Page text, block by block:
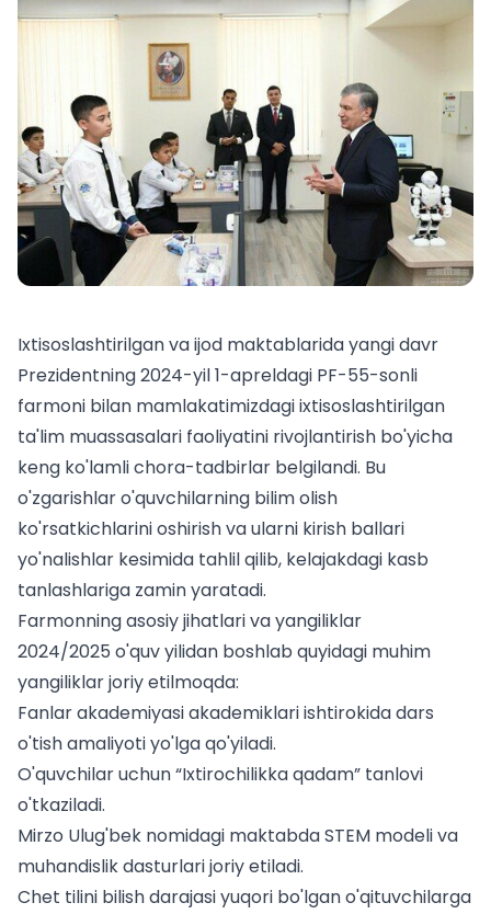
Ixtisoslashtirilgan va ijod maktablarida yangi davr
Prezidentning 2024-yil 1-apreldagi PF-55-sonli
farmoni bilan mamlakatimizdagi ixtisoslashtirilgan
ta'lim muassasalari faoliyatini rivojlantirish bo'yicha
keng ko'lamli chora-tadbirlar belgilandi. Bu
o'zgarishlar o'quvchilarning bilim olish
ko'rsatkichlarini oshirish va ularni kirish ballari
yo'nalishlar kesimida tahlil qilib, kelajakdagi kasb
tanlashlariga zamin yaratadi.
Farmonning asosiy jihatlari va yangiliklar
2024/2025 o'quv yilidan boshlab quyidagi muhim
yangiliklar joriy etilmoqda:
Fanlar akademiyasi akademiklari ishtirokida dars
o'tish amaliyoti yo'lga qo'yiladi.
O'quvchilar uchun “Ixtirochilikka qadam” tanlovi
o'tkaziladi.
Mirzo Ulug'bek nomidagi maktabda STEM modeli va
muhandislik dasturlari joriy etiladi.
Chet tilini bilish darajasi yuqori bo'lgan o'qituvchilarga